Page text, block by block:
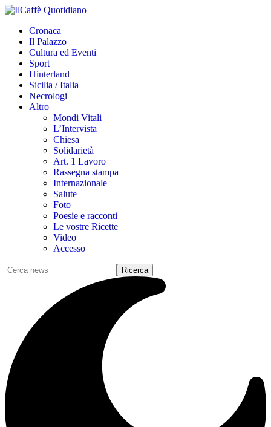
Cronaca
Il Palazzo
Cultura ed Eventi
Sport
Hinterland
Sicilia / Italia
Necrologi
Altro
Mondi Vitali
L’Intervista
Chiesa
Solidarietà
Art. 1 Lavoro
Rassegna stampa
Internazionale
Salute
Foto
Poesie e racconti
Le vostre Ricette
Video
Accesso